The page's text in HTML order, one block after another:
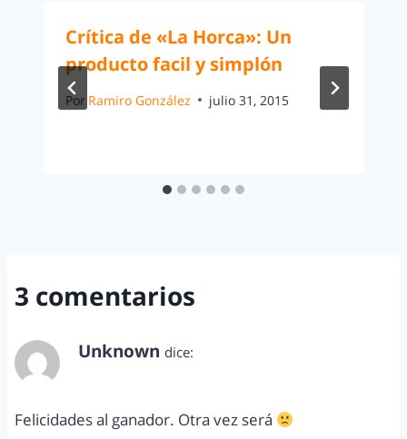
Crítica de «La Horca»: Un
producto facil y simplón
Por Ramiro González julio 31, 2015
3 comentarios
Unknown dice:
Felicidades al ganador. Otra vez será